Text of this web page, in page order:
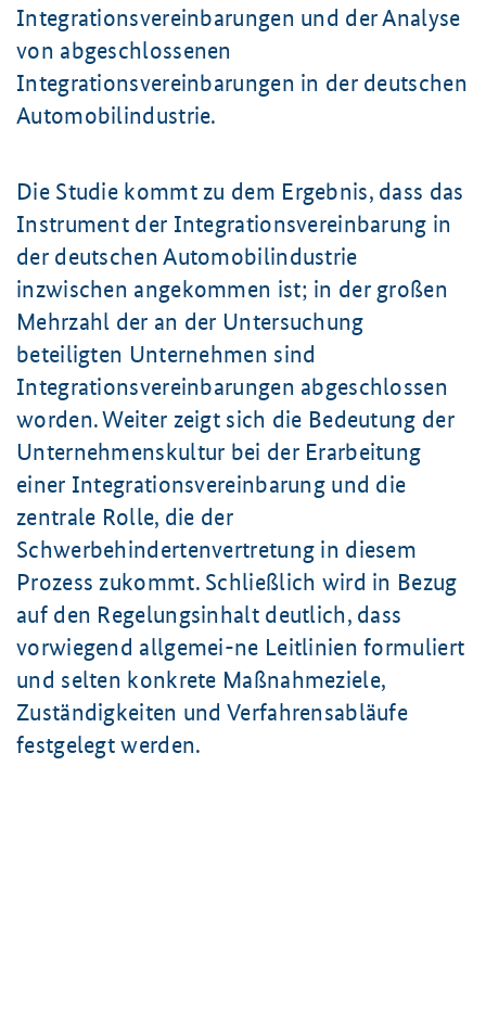
Integrationsvereinbarungen und der Analyse
von abgeschlossenen
Integrationsvereinbarungen in der deutschen
Automobilindustrie.
Die Studie kommt zu dem Ergebnis, dass das
Instrument der Integrationsvereinbarung in
der deutschen Automobilindustrie
inzwischen angekommen ist; in der großen
Mehrzahl der an der Untersuchung
beteiligten Unternehmen sind
Integrationsvereinbarungen abgeschlossen
worden. Weiter zeigt sich die Bedeutung der
Unternehmenskultur bei der Erarbeitung
einer Integrationsvereinbarung und die
zentrale Rolle, die der
Schwerbehindertenvertretung in diesem
Prozess zukommt. Schließlich wird in Bezug
auf den Regelungsinhalt deutlich, dass
vorwiegend allgemei-ne Leitlinien formuliert
und selten konkrete Maßnahmeziele,
Zuständigkeiten und Verfahrensabläufe
festgelegt werden.